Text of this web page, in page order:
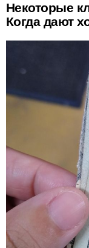
Некоторые
Когда дают